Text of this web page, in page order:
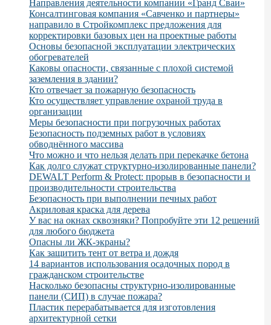
Направления деятельности компании «Гранд Сваи»
Консалтинговая компания «Савченко и партнеры»
направило в Стройкомплекс предложения для
корректировки базовых цен на проектные работы
Основы безопасной эксплуатации электрических
обогревателей
Каковы опасности, связанные с плохой системой
заземления в здании?
Кто отвечает за пожарную безопасность
Кто осуществляет управление охраной труда в
организации
Меры безопасности при погрузочных работах
Безопасность подземных работ в условиях
обводнённого массива
Что можно и что нельзя делать при перекачке бетона
Как долго служат структурно-изолированные панели?
DEWALT Perform & Protect: прорыв в безопасности и
производительности строительства
Безопасность при выполнении печных работ
Акриловая краска для дерева
У вас на окнах сквозняки? Попробуйте эти 12 решений
для любого бюджета
Опасны ли ЖК-экраны?
Как защитить тент от ветра и дождя
14 вариантов использования осадочных пород в
гражданском строительстве
Насколько безопасны структурно-изолированные
панели (СИП) в случае пожара?
Пластик перерабатывается для изготовления
архитектурной сетки